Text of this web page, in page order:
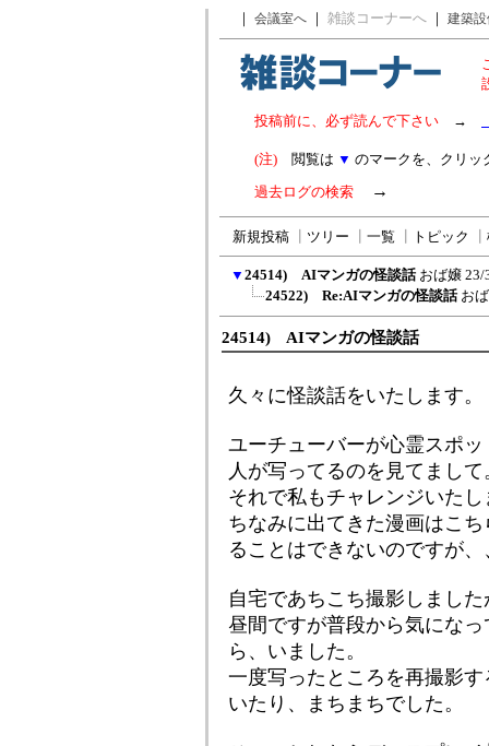
｜ 会議室へ ｜ 雑談コーナーへ ｜ 建築
投稿前に、必ず読んで下さい →
(注) 閲覧は ▼ のマークを、クリッ
過去ログの検索 →
新規投稿 ツリー 一覧 トピック
▼ 24514) AIマンガの怪談話 おば嬢 23/
24522) Re:AIマンガの怪談話 お
24514) AIマンガの怪談話
久々に怪談話をいたします。
ユーチューバーが心霊スポ
人が写ってるのを見てまして
それで私もチャレンジいた
ちなみに出てきた漫画はこ
ることはできないのですが
自宅であちこち撮影しまし
昼間ですが普段から気にな
ら、いました。
一度写ったところを再撮影
いたり、まちまちでした。